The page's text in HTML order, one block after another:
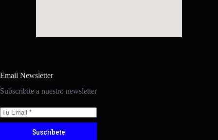
Email Newsletter
Subscribite a nuestro newsletter
Suscríbete